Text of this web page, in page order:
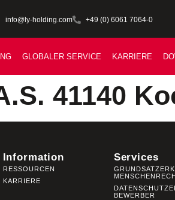
info@ly-holding.com +49 (0) 6061 7064-0
GLOBALER SERVICE KARRIERE
41140
Information
RESSOURCEN
KARRIERE
Services
BEWERBER